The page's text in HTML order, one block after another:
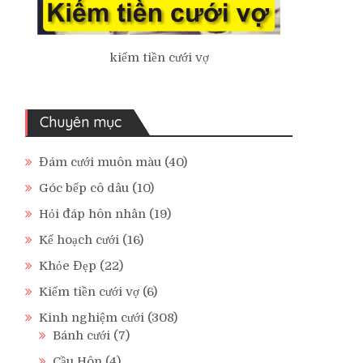
kiếm tiền cưới vợ
Chuyên mục
Đám cưới muôn màu (40)
Góc bếp cô dâu (10)
Hỏi đáp hôn nhân (19)
Kế hoạch cưới (16)
Khỏe Đẹp (22)
Kiếm tiền cưới vợ (6)
Kinh nghiệm cưới (308)
Bánh cưới (7)